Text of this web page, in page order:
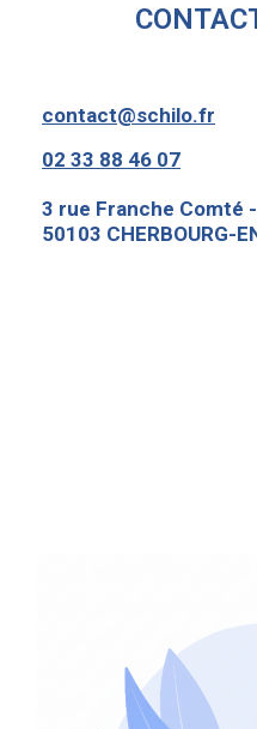
contact@schilo.fr
02 33 88 46 07
3 rue Franche Comté
50103 CHERBOURG-